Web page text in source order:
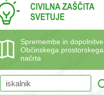
Spremembe in dopolnitve
Občinskega prostorskega
načrta